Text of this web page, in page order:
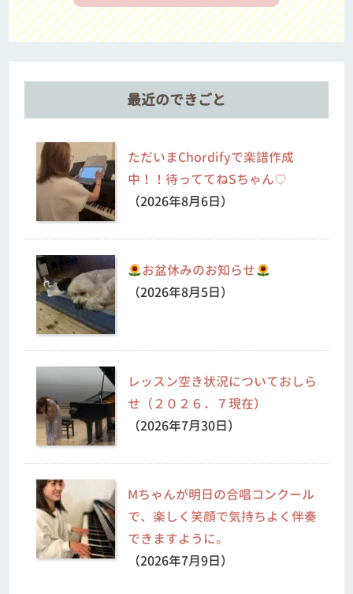
最近のできごと
ただいまChordifyで楽譜作成
中！！待っててねSちゃん♡
（2026年8月6日）
お盆休みのお知らせ
（2026年8月5日）
レッスン空き状況についておしら
せ（２０２６．７現在）
（2026年7月30日）
Mちゃんが明日の合唱コンクール
で、楽しく笑顔で気持ちよく伴奏
できますように。
（2026年7月9日）